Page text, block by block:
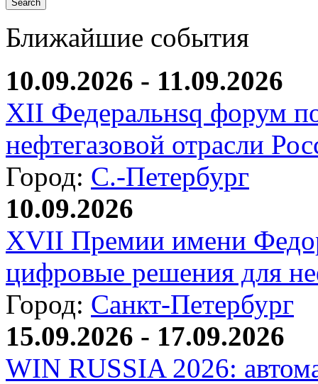
Ближайшие события
10.09.2026 - 11.09.2026
XII Федеральнsq форум
нефтегазовой отрасли
Город: С.-Петербург
10.09.2026
XVII Премии имени
цифровые решения для
Город: Санкт-Петербург
15.09.2026 - 17.09.2026
WIN RUSSIA 2026: